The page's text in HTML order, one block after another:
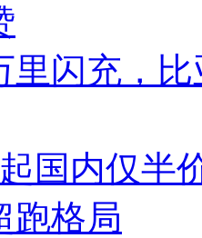
里闪充，
国内仅半
跑格局